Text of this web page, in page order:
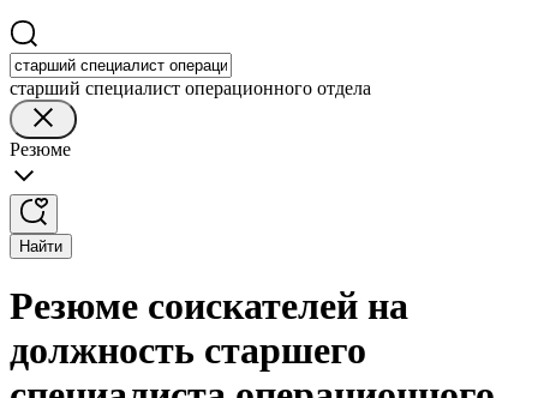
старший специалист операционного отдела
Резюме
Найти
Резюме соискателей на
должность старшего